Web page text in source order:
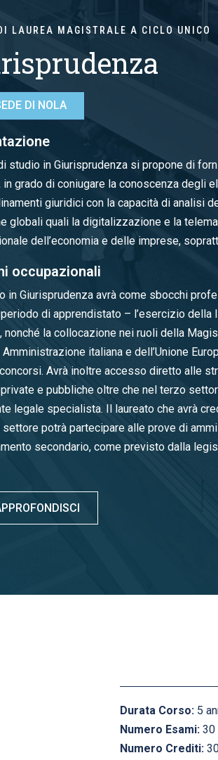
LAUREA MAGISTRALE A CICLO UNICO
DI NOLA
studio in Giurisprudenza si propone di
in grado di coniugare la conoscenza degli
giuridici con la capacità di analisi
globali quali la digitalizzazione e la
dell’economia e delle imprese,
occupazionali
in Giurisprudenza avrà come sbocchi
di apprendistato – l’esercizio della
nonché la collocazione nei ruoli della
italiana e dell’Unione
Avrà inoltre accesso diretto alle
e pubbliche oltre che nel terzo
legale specialista. Il laureato che avrà
settore potrà partecipare alle prove di
secondario, come previsto dalla
Durata Corso: 5
Numero Esami: 30
Numero Crediti: